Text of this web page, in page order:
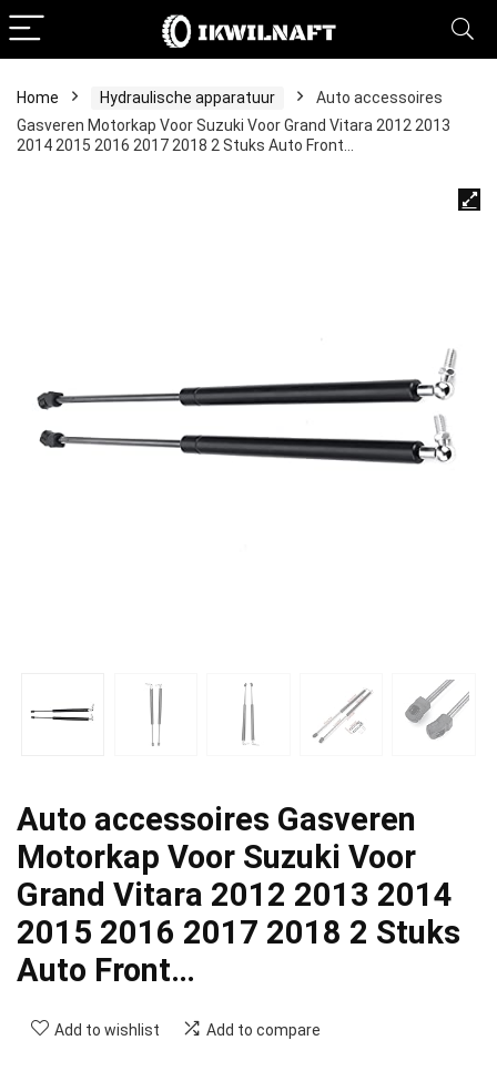
Home Hydraulische apparatuur
Auto accessoires
Gasveren Motorkap Voor Suzuki Voor Grand Vitara 2012 2013
2014 2015 2016 2017 2018 2 Stuks Auto Front…
Auto accessoires Gasveren
Motorkap Voor Suzuki Voor
Grand Vitara 2012 2013 2014
2015 2016 2017 2018 2 Stuks
Auto Front…
Add to wishlist Add to compare